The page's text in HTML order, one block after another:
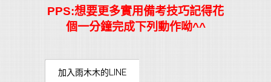
PPS:想要更多實用備考技巧記得花
個一分鐘完成下列動作呦^^
加入雨木木的LINE